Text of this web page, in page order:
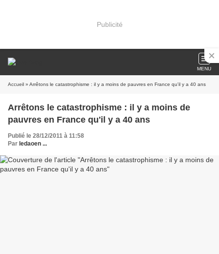
Publicité
MENU
Accueil » Arrêtons le catastrophisme : il y a moins de pauvres en France qu'il y a 40 ans
Arrêtons le catastrophisme : il y a moins de
pauvres en France qu'il y a 40 ans
Publié le 28/12/2011 à 11:58
Par ledaoen ...